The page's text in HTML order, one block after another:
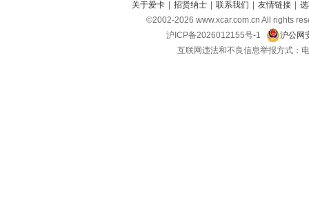
关于爱卡 | 招贤纳士 | 联系我们 | 友情链接 |
©2002-2026 www.xcar.com.cn All rights
沪ICP备2026012155号-1
沪公网
互联网违法和不良信息举报方式：